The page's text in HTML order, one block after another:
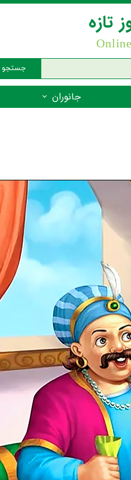
جستجو
تازه
جانوران
جانوران مهره‌دار - دوزیستان
جانوران مهره‌دار - ماهیان
جانوران مهره‌دار - فهرست‌ها